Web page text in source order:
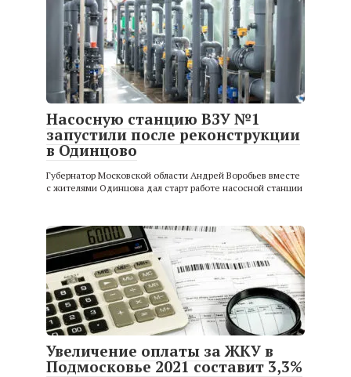
Насосную станцию ВЗУ №1
запустили после реконструкции
в Одинцово
Губернатор Московской области Андрей Воробьев вместе
с жителями Одинцова дал старт работе насосной станции
Увеличение оплаты за ЖКУ в
Подмосковье 2021 составит 3,3%